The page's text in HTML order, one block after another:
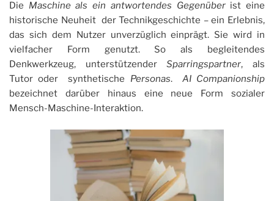
Die Maschine als ein antwortendes Gegenüberist eine
historische Neuheit der Technikgeschichte – ein Erlebnis,
das sich dem Nutzer unverzüglich einprägt. Sie wird in
vielfacher Form genutzt. So als begleitendes
Denkwerkzeug, unterstützenderSparringspartner, als
Tutor oder synthetische Personas. AI Companionship
bezeichnet darüber hinaus eine neue Form sozialer
Mensch-Maschine-Interaktion.